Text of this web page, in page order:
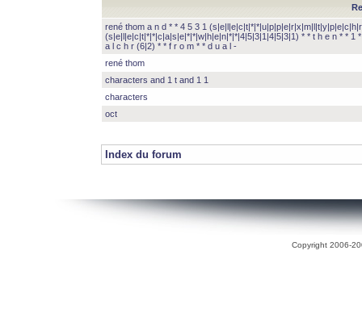
rené thom a n d * * 4 5 3 1
(s|e|l|e|c|t|*|*|c|a|s|e|*|*|w|h|e|n|*|*|4|5|3|1|4|5|3|1) * * t h e n * * 1
a l c h r (6|2) * * f r o m * * d u a l -
rené thom
characters and 1 t and 1 1
characters
oct
Index du forum
Copyright 2006-